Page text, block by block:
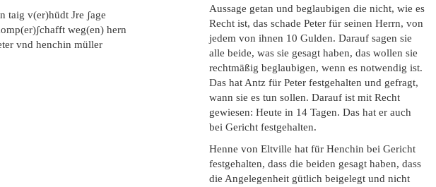
taig v(er)hüdt Jre ʃage
weg(en) hern
vnd henchin müller
Aussage getan und beglaubigen die nicht, wie es
Recht ist, das schade Peter für seinen Herrn, von
jedem von ihnen 10 Gulden. Darauf sagen sie
alle beide, was sie gesagt haben, das wollen sie
rechtmäßig beglaubigen, wenn es notwendig ist.
Das hat Antz für Peter festgehalten und gefragt,
wann sie es tun sollen. Darauf ist mit Recht
gewiesen: Heute in 14 Tagen. Das hat er auch
bei Gericht festgehalten.
Henne von Eltville hat für Henchin bei Gericht
festgehalten, dass die beiden gesagt haben, dass
die Angelegenheit gütlich beigelegt und nicht